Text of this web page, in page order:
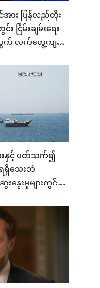
အား ပြန်လည်တိုး
ငြိမ်းချမ်းရေး
က် လက်တွေ့ကျ
ည်ဟု တရုတ်
နှင့် ပတ်သက်၍
ရှိသေးဘဲ
ေးမှုများတွင်